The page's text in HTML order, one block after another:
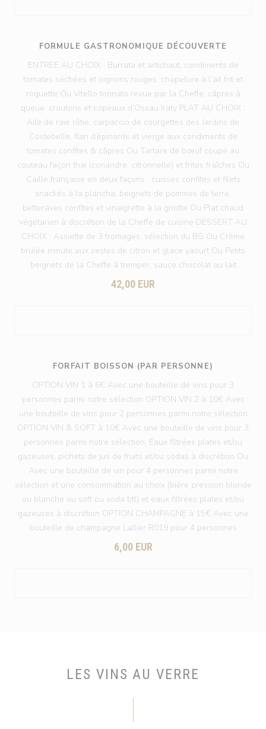
FORMULE GASTRONOMIQUE DÉCOUVERTE
ENTREE AU CHOIX : Burrata et artichaut, condiments de
tomates séchées et oignons rouges, chapelure à l’ail frit et
roquette Ou Vitello tonnato revue par la Cheffe, câpres à
queue, croutons et copeaux d’Ossau Iraty PLAT AU CHOIX :
Aile de raie rôtie, carpaccio de courgettes des Jardins de
Costebelle, flan d’épinards et vierge aux condiments de
tomates confites & câpres Ou Tartare de bœuf coupé au
couteau façon thaï (coriandre, citronnelle) et frites fraîches Ou
Caille française en deux façons : cuisses confites et filets
snackés à la plancha, beignets de pommes de terre,
betteraves confites et vinaigrette à la griotte Ou Plat chaud
végétarien à discrétion de la Cheffe de cuisine DESSERT AU
CHOIX : Assiette de 3 fromages, sélection du BG Ou Crème
brulée minute aux zestes de citron et glace yaourt Ou Petits
beignets de la Cheffe à tremper, sauce chocolat au lait
42,00 EUR
FORFAIT BOISSON (PAR PERSONNE)
OPTION VIN 1 à 6€ Avec une bouteille de vins pour 3
personnes parmi notre sélection OPTION VIN 2 à 10€ Avec
une bouteille de vins pour 2 personnes parmi notre sélection
OPTION VIN & SOFT à 10€ Avec une bouteille de vins pour 3
personnes parmi notre sélection, Eaux filtrées plates et/ou
gazeuses, pichets de jus de fruits et/ou sodas à discrétion Ou
Avec une bouteille de vin pour 4 personnes parmi notre
sélection et une consommation au choix (bière pression blonde
ou blanche ou soft ou soda btl) et eaux filtrées plates et/ou
gazeuses à discrétion OPTION CHAMPAGNE à 15€ Avec une
bouteille de champagne Lallier R019 pour 4 personnes
6,00 EUR
LES VINS AU VERRE